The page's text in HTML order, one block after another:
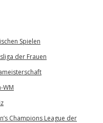
Spielen
der Frauen
WM
Champions League der